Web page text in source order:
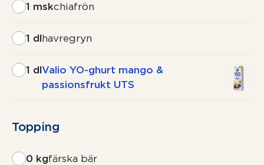
1 mskchiafrön
1 dlhavregryn
1 dlValio YO-ghurt mango &
passionsfrukt UTS
Topping
0 kgfärska bär